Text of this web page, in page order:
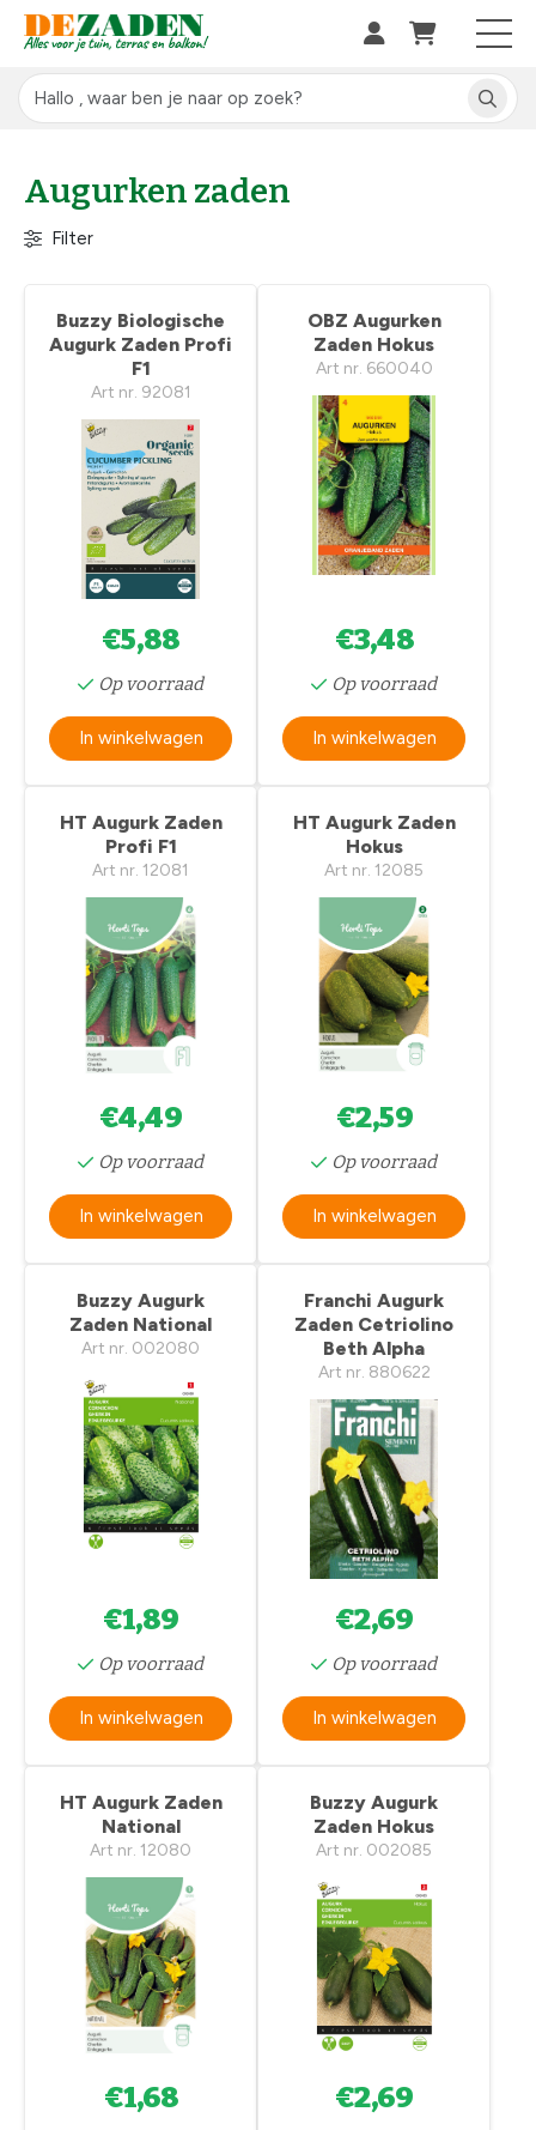
Augurken zaden
Filter
Buzzy Biologische
Augurk Zaden Profi
F1
Art nr. 92081
€5,88
Op voorraad
In winkelwagen
OBZ Augurken
Zaden Hokus
Art nr. 660040
€3,48
Op voorraad
In winkelwagen
HT Augurk Zaden
Profi F1
Art nr. 12081
€4,49
Op voorraad
In winkelwagen
HT Augurk Zaden
Hokus
Art nr. 12085
€2,59
Op voorraad
In winkelwagen
Buzzy Augurk
Zaden National
Art nr. 002080
€1,89
Op voorraad
In winkelwagen
Franchi Augurk
Zaden Cetriolino
Beth Alpha
Art nr. 880622
€2,69
Op voorraad
In winkelwagen
HT Augurk Zaden
National
Art nr. 12080
€1,68
Buzzy Augurk
Zaden Hokus
Art nr. 002085
€2,69